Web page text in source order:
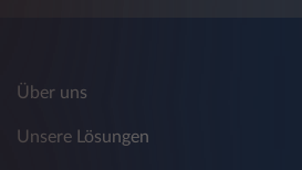
von Ihnen gespeichert werden,
Über uns
Unsere Lösungen